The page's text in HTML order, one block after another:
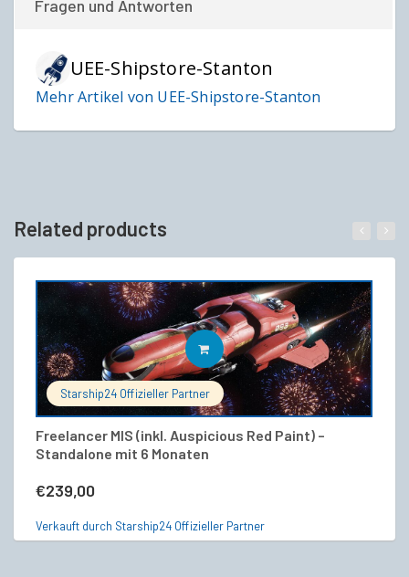
Fragen und Antworten
UEE-Shipstore-Stanton
Mehr Artikel von UEE-Shipstore-Stanton
Related products
Starship24 Offizieller Partner
Freelancer MIS (inkl. Auspicious Red Paint) –
Standalone mit 6 Monaten
€239,00
IN DEN WARENKORB
Verkauft durch Starship24 Offizieller Partner